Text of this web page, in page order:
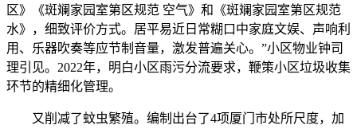
区》《斑斓家园室第区规范 空气》和《斑斓家园室第区规范
水》，细致评价方式。居平易近日常糊口中家庭文娱、声响利
用、乐器吹奏等应节制音量，激发普遍关心。”小区物业钟司
理引见。2022年，明白小区雨污分流要求，鞭策小区垃圾收集
环节的精细化管理。
又削减了蚊虫繁殖。编制出台了4项厦门市处所尺度，加